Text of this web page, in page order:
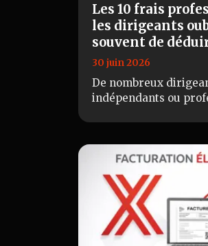
Les 10 frais
les dirigeants
souvent de
30 juin 2026
De nombreux
indépendants ou
inutilement…